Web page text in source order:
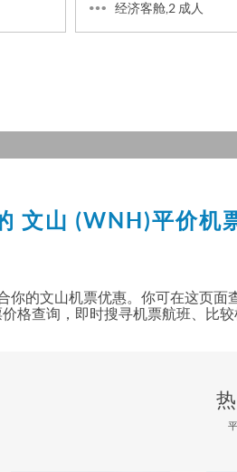
经济客舱,2 成人
文山 (WNH)平价机
你的文山机票优惠。你可在这页
格查询，即时搜寻机票航班、比